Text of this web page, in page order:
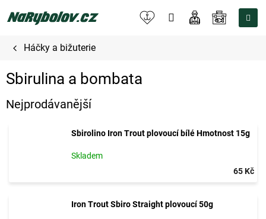
na
NÁKUPNÍ
Háčky a bižuterie
Sbirulina a bombata
Nejprodávanější
Sbirolino Iron Trout plovoucí bílé Hmotnost 15g
Skladem
65 Kč
Iron Trout Sbiro Straight plovoucí 50g